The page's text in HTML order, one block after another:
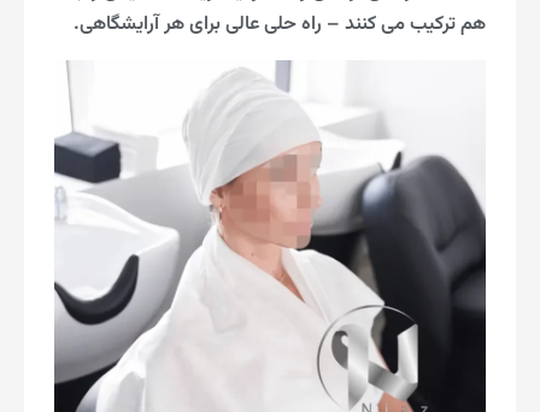
هم ترکیب می کنند – راه حلی عالی برای هر آرایشگاهی.